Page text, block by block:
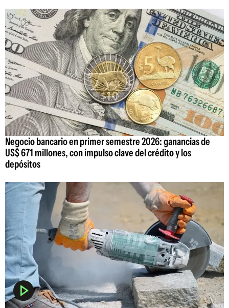
Negocio bancario en primer semestre 2026: ganancias de
US$ 671 millones, con impulso clave del crédito y los
depósitos